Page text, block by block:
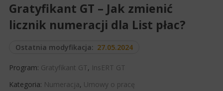
Gratyfikant GT – Jak zmienić
licznik numeracji dla List płac?
Ostatnia modyfikacja: 27.05.2024
Program: Gratyfikant GT, InsERT GT
Kategoria: Numeracja, Umowy o pracę